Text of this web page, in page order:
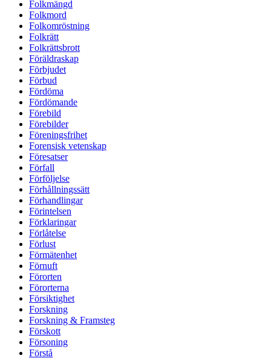
Folkmängd
Folkmord
Folkomröstning
Folkrätt
Folkrättsbrott
Föräldraskap
Förbjudet
Förbud
Fördöma
Fördömande
Förebild
Förebilder
Föreningsfrihet
Forensisk vetenskap
Föresatser
Förfall
Förföljelse
Förhållningssätt
Förhandlingar
Förintelsen
Förklaringar
Förlåtelse
Förlust
Förmätenhet
Förnuft
Förorten
Förorterna
Försiktighet
Forskning
Forskning & Framsteg
Förskott
Försoning
Förstå